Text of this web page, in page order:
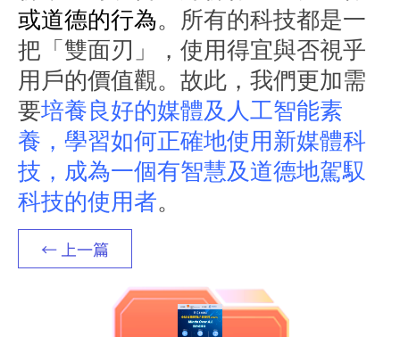
或道德的行為。所有的科技都是一
把「雙面刃」，使用得宜與否視乎
用戶的價值觀。故此，我們更加需
要培養良好的媒體及人工智能素
養，學習如何正確地使用新媒體科
技，成為一個有智慧及道德地駕馭
科技的使用者。
← 上一篇